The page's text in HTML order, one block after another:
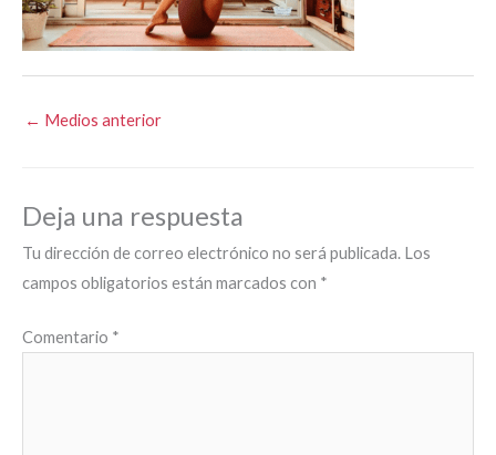
← Medios anterior
Deja una respuesta
Tu dirección de correo electrónico no será publicada. Los
campos obligatorios están marcados con *
Comentario *